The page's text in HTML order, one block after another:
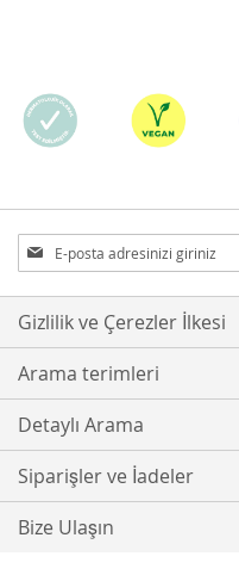
Bültenimize
Abone
Olmak
İster
Gizlilik ve Çerezler İlkesi
Arama terimleri
Detaylı Arama
Siparişler ve İadeler
Bize Ulaşın